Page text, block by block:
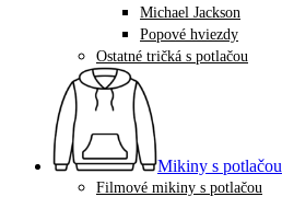
Michael Jackson
Popové hviezdy
Ostatné tričká s potlačou
Mikiny s potlačou
Filmové mikiny s potlačou